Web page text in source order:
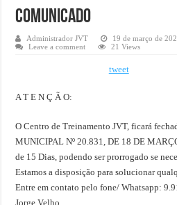
Comunicado
Administrador JVT 19 de março de
Leave a comment
21 Views
tweet
A T E N Ç Ã O:
O Centro de Treinamento JVT, ficará
MUNICIPAL Nº 20.831, DE 18 DE
de 15 Dias, podendo ser prorrogado se
Estamos a disposição para solucionar
Entre em contato pelo fone/ Whatsapp:
Jorge Velho.